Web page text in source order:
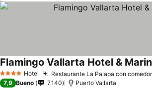
4 EstrellasHotel Restaurante La Palapa con
Flamingo Vallarta Hotel &
7,9 Bueno 7.140 Puerto Vallarta